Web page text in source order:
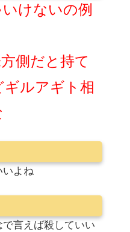
けないの例
側だと持て
ルアギト相
いよね
言えば殺していい